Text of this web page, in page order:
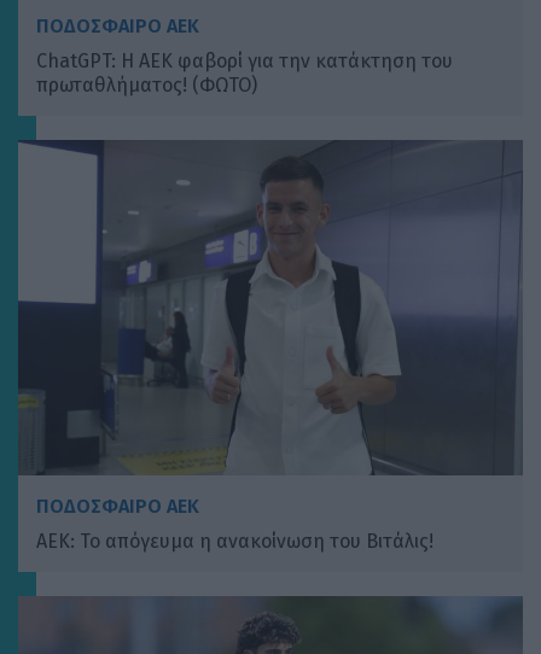
ΠΟΔΟΣΦΑΙΡΟ ΑΕΚ
ChatGPT: Η ΑΕΚ φαβορί για την κατάκτηση του
πρωταθλήματος! (ΦΩΤΟ)
ΠΟΔΟΣΦΑΙΡΟ ΑΕΚ
ΑΕΚ: Το απόγευμα η ανακοίνωση του Βιτάλις!